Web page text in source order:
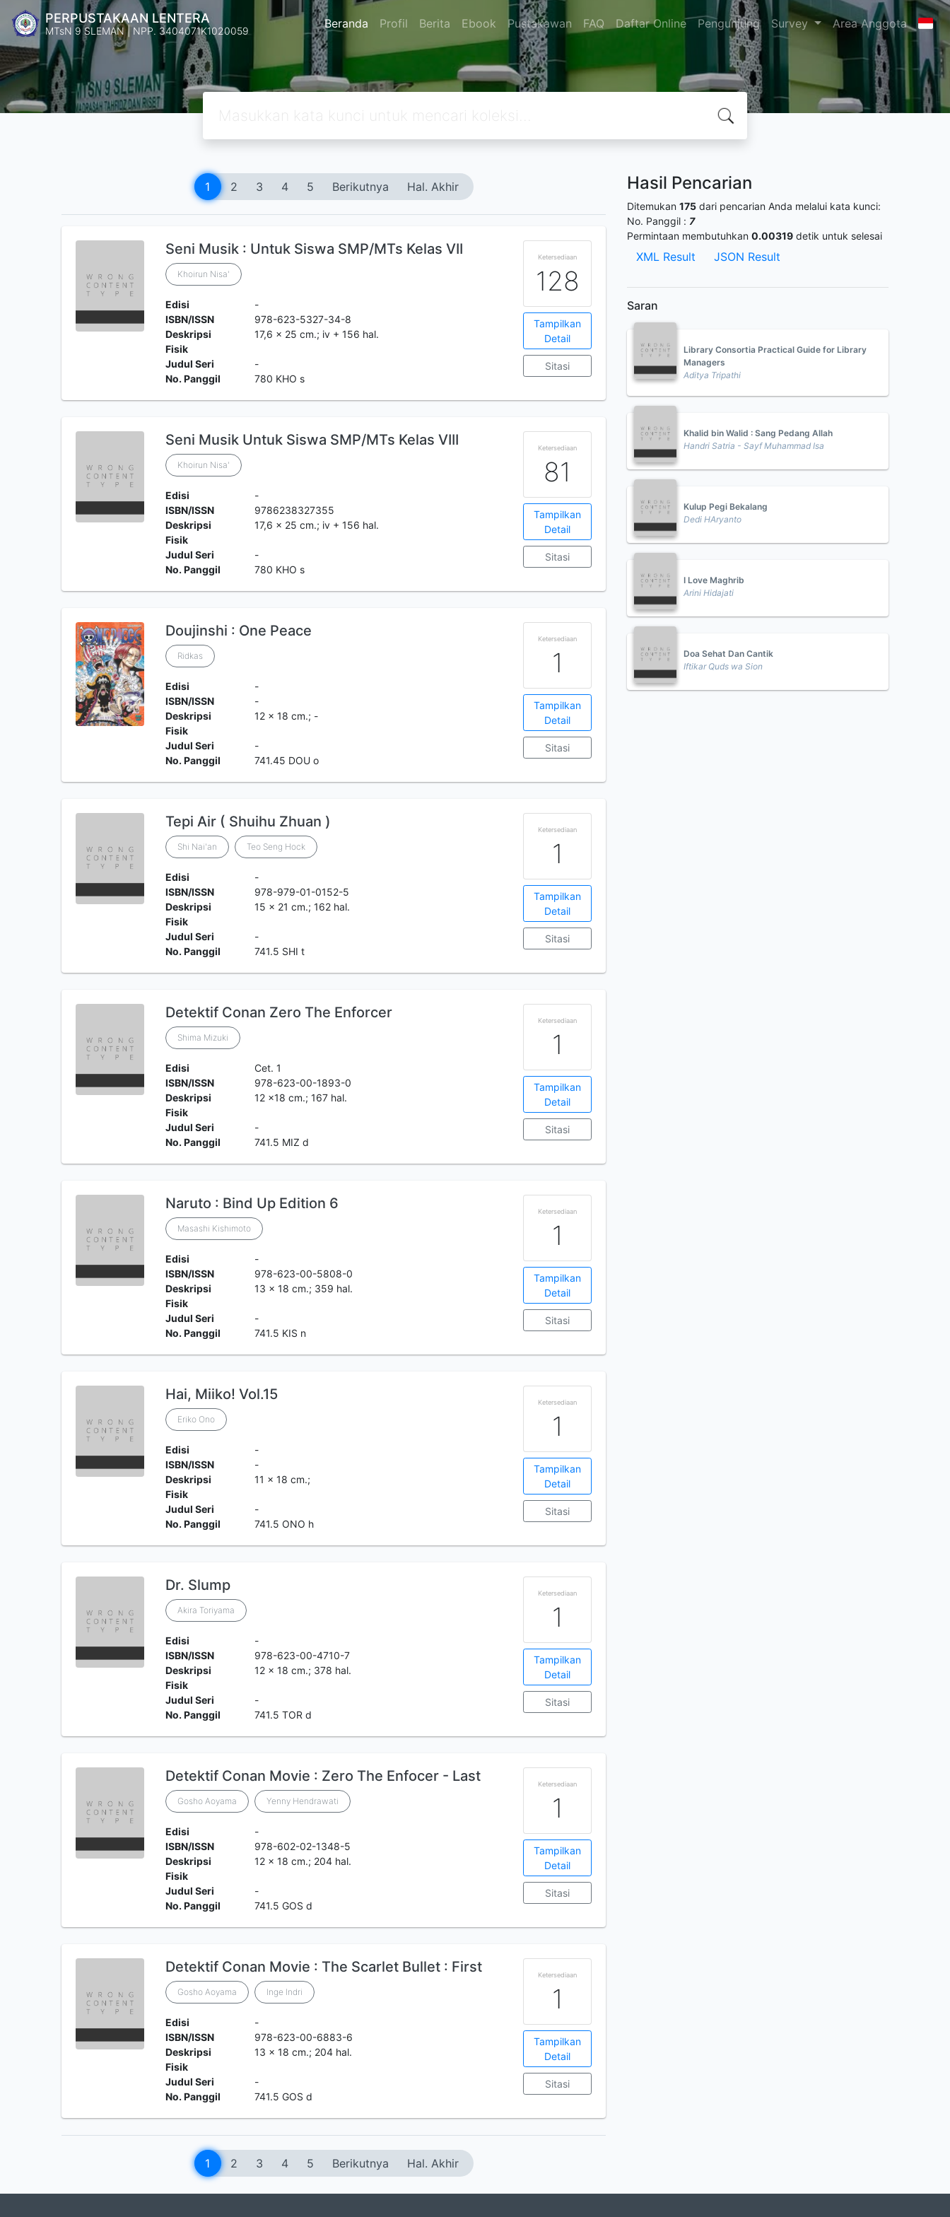
PERPUSTAKAAN LENTERA
MTsN 9 SLEMAN | NPP. 3404071K1020059 Beranda Profil Berita Ebook Pustakawan FAQ Daftar Online Pengunjung Survey Area Anggota
1 2 3 4 5 Berikutnya Hal. Akhir
Seni Musik : Untuk Siswa SMP/MTs Kelas VII
Khoirun Nisa'
Edisi
-
ISBN/ISSN
978-623-5327-34-8
Deskripsi
Fisik
17,6 x 25 cm.; iv + 156 hal.
Judul Seri
-
No. Panggil
780 KHO s
Ketersediaan
128
Tampilkan
Detail
Sitasi
Seni Musik Untuk Siswa SMP/MTs Kelas VIII
Khoirun Nisa'
Edisi
-
ISBN/ISSN
9786238327355
Deskripsi
Fisik
17,6 x 25 cm.; iv + 156 hal.
Judul Seri
-
No. Panggil
780 KHO s
Ketersediaan
81
Tampilkan
Detail
Sitasi
Doujinshi : One Peace
Ridkas
Edisi
-
ISBN/ISSN
-
Deskripsi
Fisik
12 x 18 cm.; -
Judul Seri
-
No. Panggil
741.45 DOU o
Ketersediaan
1
Tampilkan
Detail
Sitasi
Tepi Air ( Shuihu Zhuan )
Shi Nai'an Teo Seng Hock
Edisi
-
ISBN/ISSN
978-979-01-0152-5
Deskripsi
Fisik
15 x 21 cm.; 162 hal.
Judul Seri
-
No. Panggil
741.5 SHI t
Ketersediaan
1
Tampilkan
Detail
Sitasi
Detektif Conan Zero The Enforcer
Shima Mizuki
Edisi
Cet. 1
ISBN/ISSN
978-623-00-1893-0
Deskripsi
Fisik
12 x18 cm.; 167 hal.
Judul Seri
-
No. Panggil
741.5 MIZ d
Ketersediaan
1
Tampilkan
Detail
Sitasi
Naruto : Bind Up Edition 6
Masashi Kishimoto
Edisi
-
ISBN/ISSN
978-623-00-5808-0
Deskripsi
Fisik
13 x 18 cm.; 359 hal.
Judul Seri
-
No. Panggil
741.5 KIS n
Ketersediaan
1
Tampilkan
Detail
Sitasi
Hai, Miiko! Vol.15
Eriko Ono
Edisi
-
ISBN/ISSN
-
Deskripsi
Fisik
11 x 18 cm.;
Judul Seri
-
No. Panggil
741.5 ONO h
Ketersediaan
1
Tampilkan
Detail
Sitasi
Dr. Slump
Akira Toriyama
Edisi
-
ISBN/ISSN
978-623-00-4710-7
Deskripsi
Fisik
12 x 18 cm.; 378 hal.
Judul Seri
-
No. Panggil
741.5 TOR d
Ketersediaan
1
Tampilkan
Detail
Sitasi
Detektif Conan Movie : Zero The Enfocer - Last
Gosho Aoyama Yenny Hendrawati
Edisi
-
ISBN/ISSN
978-602-02-1348-5
Deskripsi
Fisik
12 x 18 cm.; 204 hal.
Judul Seri
-
No. Panggil
741.5 GOS d
Ketersediaan
1
Tampilkan
Detail
Sitasi
Detektif Conan Movie : The Scarlet Bullet : First
Gosho Aoyama Inge Indri
Edisi
-
ISBN/ISSN
978-623-00-6883-6
Deskripsi
Fisik
13 x 18 cm.; 204 hal.
Judul Seri
-
No. Panggil
741.5 GOS d
Ketersediaan
1
Tampilkan
Detail
Sitasi
1 2 3 4 5 Berikutnya Hal. Akhir
Hasil Pencarian
Ditemukan 175 dari pencarian Anda melalui kata kunci:
No. Panggil : 7
Permintaan membutuhkan 0.00319 detik untuk selesai
XML Result JSON Result
Saran
Library Consortia Practical Guide for Library
Managers
Aditya Tripathi
Khalid bin Walid : Sang Pedang Allah
Handri Satria - Sayf Muhammad Isa
Kulup Pegi Bekalang
Dedi HAryanto
I Love Maghrib
Arini Hidajati
Doa Sehat Dan Cantik
Iftikar Quds wa Sion